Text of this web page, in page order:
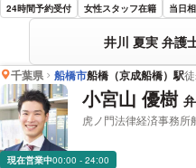
24時間予約受付 女性スタッフ在籍 当日
井川 夏実 弁護
千葉県 船橋市船橋（京成船橋）駅
小宮山 優樹
虎ノ門法律経済事務所
現在営業中00:00 - 24:00